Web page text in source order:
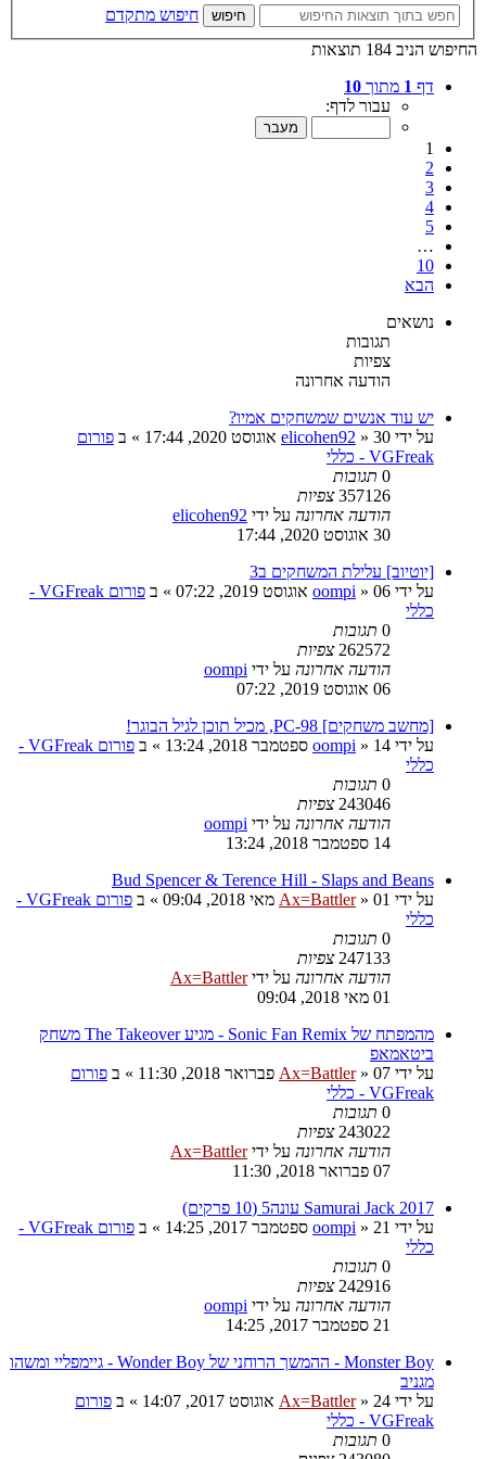
חיפוש
חיפוש מתקדם
החיפוש הניב 184 תוצאות
דף 1 מתוך 10
עבור לדף:
1
2
3
4
5
…
10
הבא
נושאים
תגובות
צפיות
הודעה אחרונה
יש עוד אנשים שמשחקים אמיו?
על ידי
elicohen92 » 30 אוגוסט 2020, 17:44 » ב פורום
VGFreak - כללי
0 תגובות
357126 צפיות
הודעה אחרונה על ידי elicohen92
30 אוגוסט 2020, 17:44
[יוטיוב] עלילת המשחקים ב3
על ידי
oompi » 06 אוגוסט 2019, 07:22 » ב
פורום VGFreak -
כללי
0 תגובות
262572 צפיות
הודעה אחרונה על ידי oompi
06 אוגוסט 2019, 07:22
[מחשב משחקים] PC-98, מכיל תוכן לגיל הבוגר!
על ידי
oompi » 14 ספטמבר 2018, 13:24 » ב
פורום VGFreak -
כללי
0 תגובות
243046 צפיות
הודעה אחרונה על ידי oompi
14 ספטמבר 2018, 13:24
Bud Spencer & Terence Hill - Slaps and Beans
על ידי
Ax=Battler» 01 מאי 2018, 09:04 » ב
פורום VGFreak -
כללי
0 תגובות
247133 צפיות
הודעה אחרונה על ידיAx=Battler
01 מאי 2018, 09:04
מהמפתח של Sonic Fan Remix - מגיע The Takeover משחק
ביטאמאפ
על ידי
Ax=Battler» 07 פברואר 2018, 11:30 » ב פורום
VGFreak - כללי
0 תגובות
243022 צפיות
הודעה אחרונה על ידיAx=Battler
07 פברואר 2018, 11:30
Samurai Jack 2017 עונה5 (10 פרקים)
על ידי
oompi » 21 ספטמבר 2017, 14:25 » ב
פורום VGFreak -
כללי
0 תגובות
242916 צפיות
הודעה אחרונה על ידי oompi
21 ספטמבר 2017, 14:25
Monster Boy - ההמשך הרוחני של Wonder Boy - גיימפליי ומשהו
מגניב
על ידי
Ax=Battler» 24 אוגוסט 2017, 14:07 » ב פורום
VGFreak - כללי
0 תגובות